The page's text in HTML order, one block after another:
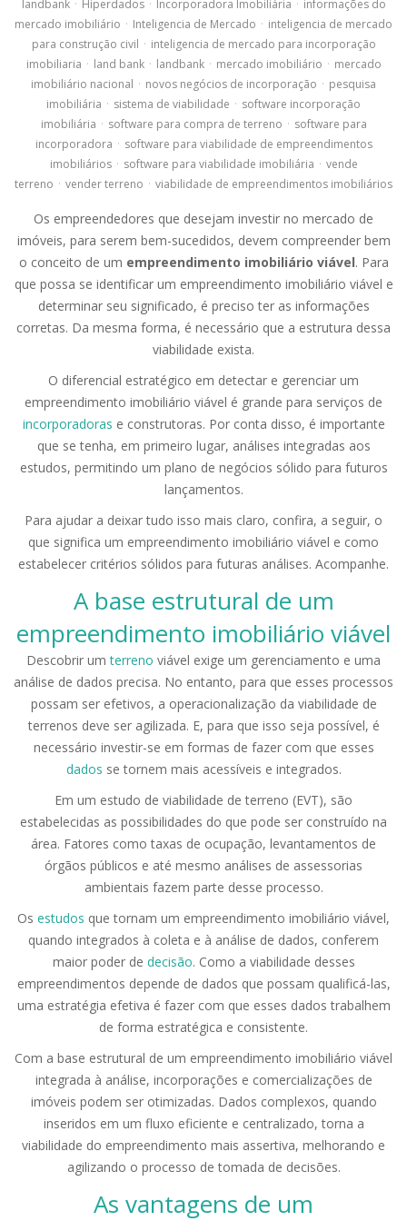
landbank · Hiperdados · Incorporadora Imobiliária · informações do
mercado imobiliário · Inteligencia de Mercado · inteligencia de mercado
para construção civil · inteligencia de mercado para incorporação
imobiliaria · land bank · landbank · mercado imobiliário · mercado
imobiliário nacional · novos negócios de incorporação · pesquisa
imobiliária · sistema de viabilidade · software incorporação
imobiliária · software para compra de terreno · software para
incorporadora · software para viabilidade de empreendimentos
imobiliários · software para viabilidade imobiliária · vende
terreno · vender terreno · viabilidade de empreendimentos imobiliários
Os empreendedores que desejam investir no mercado de
imóveis, para serem bem-sucedidos, devem compreender bem
o conceito de um empreendimento imobiliário viável. Para
que possa se identificar um empreendimento imobiliário viável e
determinar seu significado, é preciso ter as informações
corretas. Da mesma forma, é necessário que a estrutura dessa
viabilidade exista.
O diferencial estratégico em detectar e gerenciar um
empreendimento imobiliário viável é grande para serviços de
incorporadoras e construtoras. Por conta disso, é importante
que se tenha, em primeiro lugar, análises integradas aos
estudos, permitindo um plano de negócios sólido para futuros
lançamentos.
Para ajudar a deixar tudo isso mais claro, confira, a seguir, o
que significa um empreendimento imobiliário viável e como
estabelecer critérios sólidos para futuras análises. Acompanhe.
A base estrutural de um
empreendimento imobiliário viável
Descobrir umterreno viável exige um gerenciamento e uma
análise de dados precisa. No entanto, para que esses processos
possam ser efetivos, a operacionalização da viabilidade de
terrenos deve ser agilizada. E, para que isso seja possível, é
necessário investir-se em formas de fazer com que esses
dados se tornem mais acessíveis e integrados.
Em um estudo de viabilidade de terreno (EVT), são
estabelecidas as possibilidades do que pode ser construído na
área. Fatores como taxas de ocupação, levantamentos de
órgãos públicos e até mesmo análises de assessorias
ambientais fazem parte desse processo.
Os estudos que tornam um empreendimento imobiliário viável,
quando integrados à coleta e à análise de dados, conferem
maior poder de decisão. Como a viabilidade desses
empreendimentos depende de dados que possam qualificá-las,
uma estratégia efetiva é fazer com que esses dados trabalhem
de forma estratégica e consistente.
Com a base estrutural de um empreendimento imobiliário viável
integrada à análise, incorporações e comercializações de
imóveis podem ser otimizadas. Dados complexos, quando
inseridos em um fluxo eficiente e centralizado, torna a
viabilidade do empreendimento mais assertiva, melhorando e
agilizando o processo de tomada de decisões.
As vantagens de um